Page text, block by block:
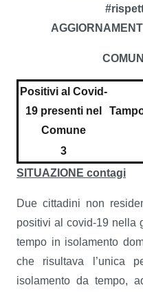
Positivi al Covid-
19 presenti nel
Comune
3
SITUAZIONE contagi
Due cittadini non
positivi al covid-19 nella
tempo in isolamento
che risultava l’unica
isolamento da tempo,